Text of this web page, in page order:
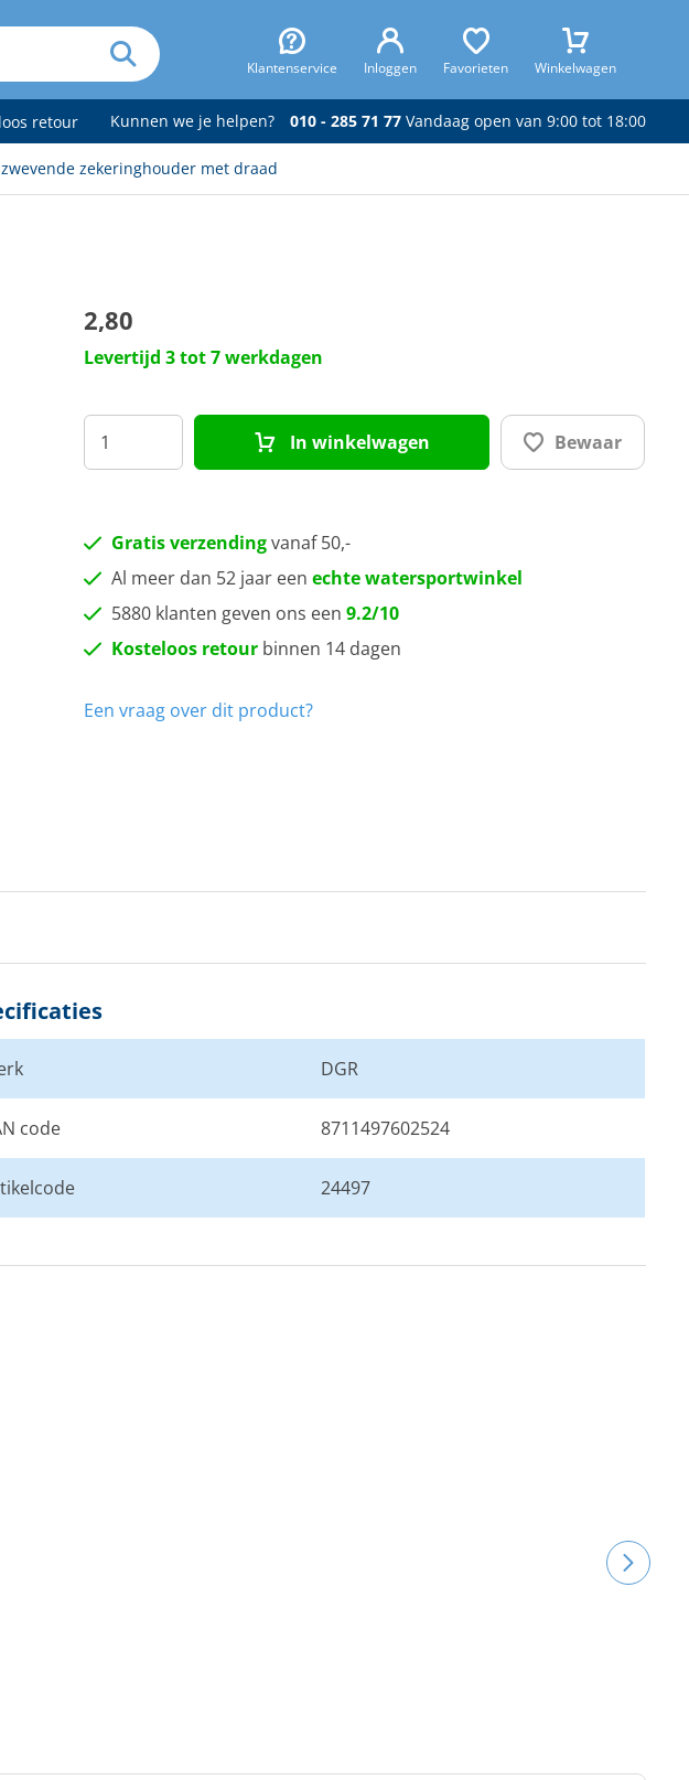
Klantenservice Inloggen Favorieten Winkelwagen
retour Kunnen we je helpen? 010 - 285 71 77Vandaag open van 9:00 tot 18:00
zwevende zekeringhouder met draad
2,80
Levertijd 3 tot 7 werkdagen
In winkelwagen Bewaar
Gratis verzendingvanaf 50,-
Al meer dan 52 jaar een echte watersportwinkel
5880 klanten geven ons een 9.2/10
Kosteloos retourbinnen 14 dagen
Een vraag over dit product?
DGR
code 8711497602524
24497